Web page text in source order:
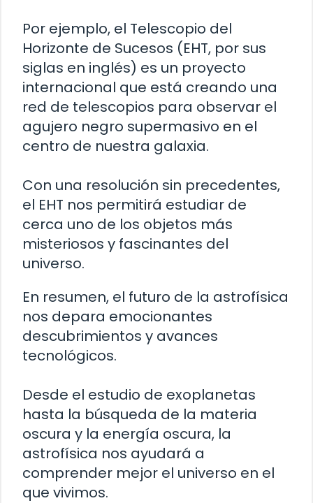
Por ejemplo, el Telescopio del
Horizonte de Sucesos (EHT, por sus
siglas en inglés) es un proyecto
internacional que está creando una
red de telescopios para observar el
agujero negro supermasivo en el
centro de nuestra galaxia.
Con una resolución sin precedentes,
el EHT nos permitirá estudiar de
cerca uno de los objetos más
misteriosos y fascinantes del
universo.
En resumen, el futuro de la astrofísica
nos depara emocionantes
descubrimientos y avances
tecnológicos.
Desde el estudio de exoplanetas
hasta la búsqueda de la materia
oscura y la energía oscura, la
astrofísica nos ayudará a
comprender mejor el universo en el
que vivimos.